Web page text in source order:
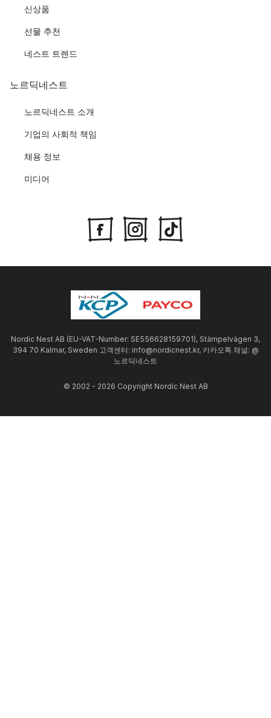
신상품
선물 추천
네스트 트렌드
노르딕네스트
노르딕네스트 소개
기업의 사회적 책임
채용 정보
미디어
Nordic Nest AB (EU-VAT-Number: SE556628159701), Stämpelvägen 3,
394 70 Kalmar, Sweden 고객센터: info@nordicnest.kr, 카카오톡 채널: @
노르딕네스트
© 2002 - 2026 Copyright Nordic Nest AB